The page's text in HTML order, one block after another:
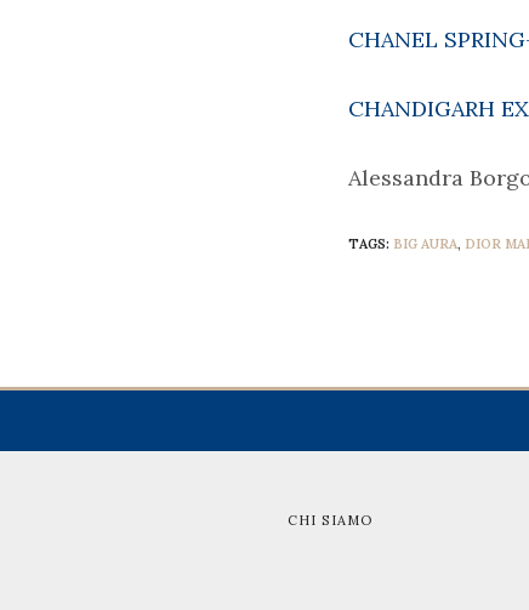
CHANEL
CHANDIGARH
Alessandra
TAGS: BIG AURA, DIOR
CHI SIAMO